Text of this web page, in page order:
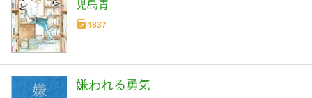
児島青
4837
嫌われる勇気